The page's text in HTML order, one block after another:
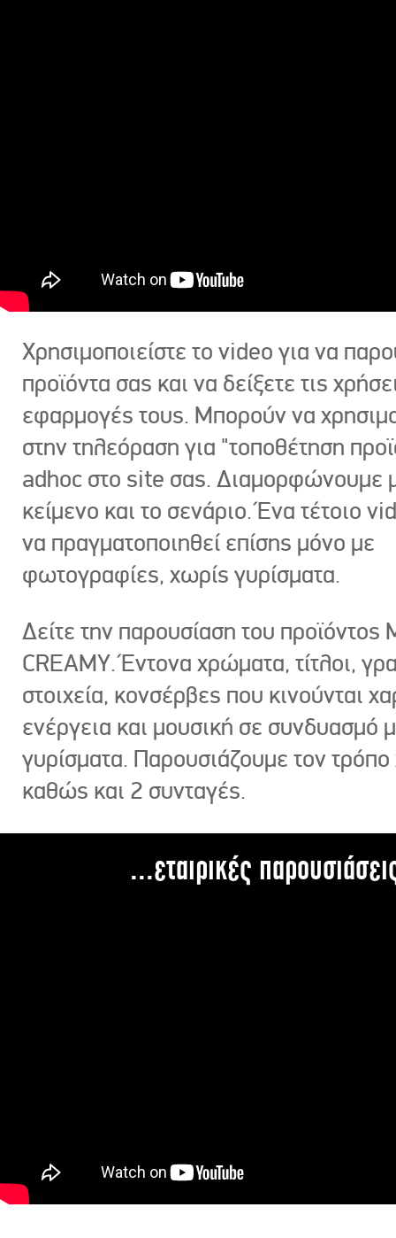
Χρησιμοποιείστε το video για να
προϊόντα σας και να δείξετε τις
εφαρμογές τους. Μπορούν να
στην τηλεόραση για "τοποθέτηση
adhoc στο site σας. Διαμορφώνουμε
κείμενο και το σενάριο. Ένα τέτοιο
να πραγματοποιηθεί επίσης μόνο με
φωτογραφίες, χωρίς γυρίσματα.
Δείτε την παρουσίαση του προϊόντος
CREAMY. Έντονα χρώματα, τίτλοι,
στοιχεία, κονσέρβες που κινούνται
ενέργεια και μουσική σε συνδυασμό
γυρίσματα. Παρουσιάζουμε τον
καθώς και 2 συνταγές.
...εταιρικές